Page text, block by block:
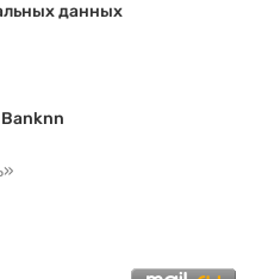
данных
Banknn